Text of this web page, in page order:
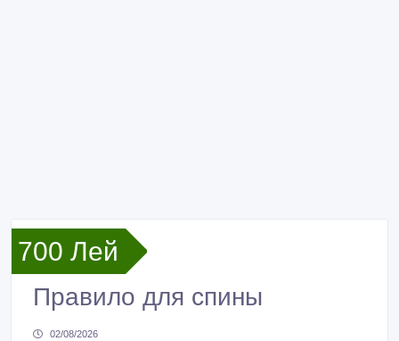
700 Лей
Правило для спины
02/08/2026